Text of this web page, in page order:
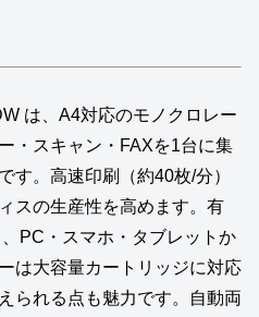
は、A4対応のモノクロレー
・スキャン・FAXを1台に集
す。高速印刷（約40枚/分）
スの生産性を高めます。有
PC・スマホ・タブレットか
は大容量カートリッジに対応
られる点も魅力です。自動両